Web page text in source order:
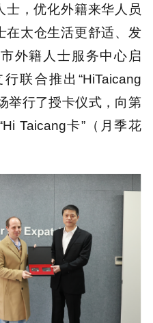
士，优化外籍来华人员
在太仓生活更舒适、发
外籍人士服务中心启
联合推出“HiTaicang
举行了授卡仪式，向第
Taicang卡”（月季花